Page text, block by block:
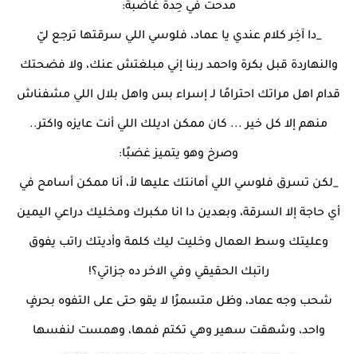
مدحت في حِدة غاضبة:
_دا آخِر كلام عندي يا عماد، فلوسي اللي سرقتها ترجع ليّ
والنهاردة قبل بكرة واحمد ربنا إني مبلغتش عنك، ولا فضحتك
قدام اهل مراتك احترامًا لـ إسراء بس واهل بلال اللي مشفناش
منهم إلا كل خير ... كان ممكن اديلك اللي أنت عايزه واكتر..
وصرخ وهو يتميز غضبًا:
_لكن تسرق فلوسي اللي أمانتك عليها لأ، أنا ممكن أسامح في
أي حاجة إلا السرقة، وبعدين دا انا مكبرك ومخليك دراعي اليمين
وعليتك وسط العمال وخليت ليك كلمة وأديتك راتب يفوق
راتبك الحقيقي وفي الاخر ده جزاتي؟!
شحب وجه عماد، وظل متسمرًا لا يقو حتى على التفوه بحرفٍ
واحد، وشهقت سهير وهي تكتم فمها، وهمست لنفسها